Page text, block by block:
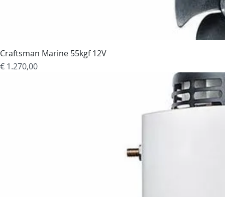
Craftsman Marine 55kgf 12V
Prijs
€ 1.270,00